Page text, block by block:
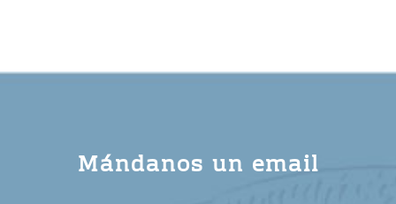
Mándanos un email